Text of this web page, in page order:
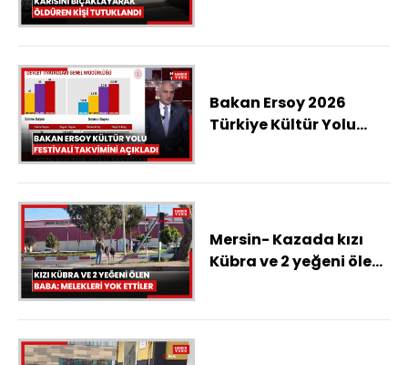
Bakan Ersoy 2026
Türkiye Kültür Yolu
Mersin- Kazada kızı
Kübra ve 2 yeğeni ölen